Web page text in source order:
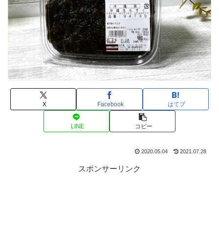
X Facebook はてブ
LINE コピー
2020.05.04 2021.07.28
スポンサーリンク